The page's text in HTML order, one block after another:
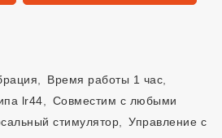
Время работы 1 час
lr44
Совместим с любыми
стимулятор
Управление с